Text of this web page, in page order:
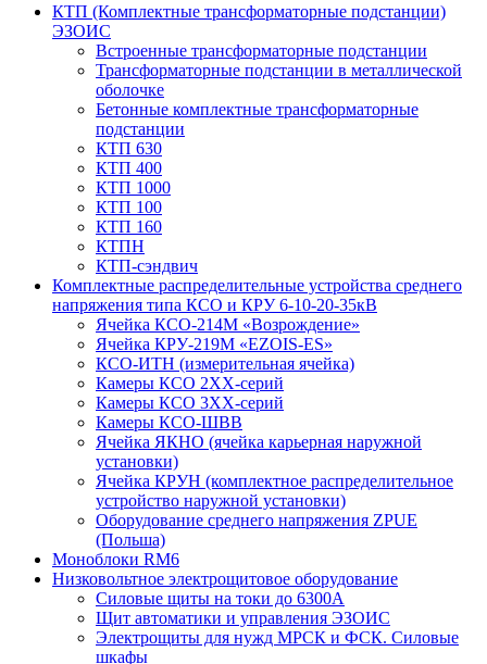
КТП (Комплектные трансформаторные подстанции)
ЭЗОИС
Встроенные трансформаторные подстанции
Трансформаторные подстанции в металлической
оболочке
Бетонные комплектные трансформаторные
подстанции
КТП 630
КТП 400
КТП 1000
КТП 100
КТП 160
КТПН
КТП-сэндвич
Комплектные распределительные устройства среднего
напряжения типа КСО и КРУ 6-10-20-35кВ
Ячейка КСО-214М «Возрождение»
Ячейка КРУ-219М «EZOIS-ES»
КСО-ИТН (измерительная ячейка)
Камеры КСО 2ХХ-серий
Камеры КСО 3ХХ-серий
Камеры КСО-ШВВ
Ячейка ЯКНО (ячейка карьерная наружной
установки)
Ячейка КРУН (комплектное распределительное
устройство наружной установки)
Оборудование среднего напряжения ZPUE
(Польша)
Моноблоки RM6
Низковольтное электрощитовое оборудование
Силовые щиты на токи до 6300А
Щит автоматики и управления ЭЗОИС
Электрощиты для нужд МРСК и ФСК. Силовые
шкафы